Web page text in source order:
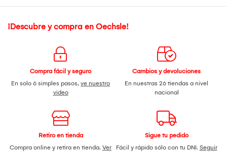
¡Descubre y compra en Oechsle!
Compra fácil y seguro
En solo 6 simples pasos, ve nuestro
video
Cambios y devoluciones
En nuestras 26 tiendas a nivel
nacional
Retiro en tienda
Compra online y retira en tienda. Ver
Sigue tu pedido
Fácil y rápido sólo con tu DNI. Seguir